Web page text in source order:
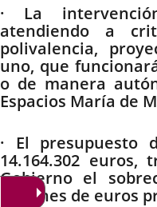
Descripción
· La
atendiendo a
polivalencia,
uno, que
o de manera
Espacios María de
· El presupuesto
14.164.302
Gobierno el
millones de euros